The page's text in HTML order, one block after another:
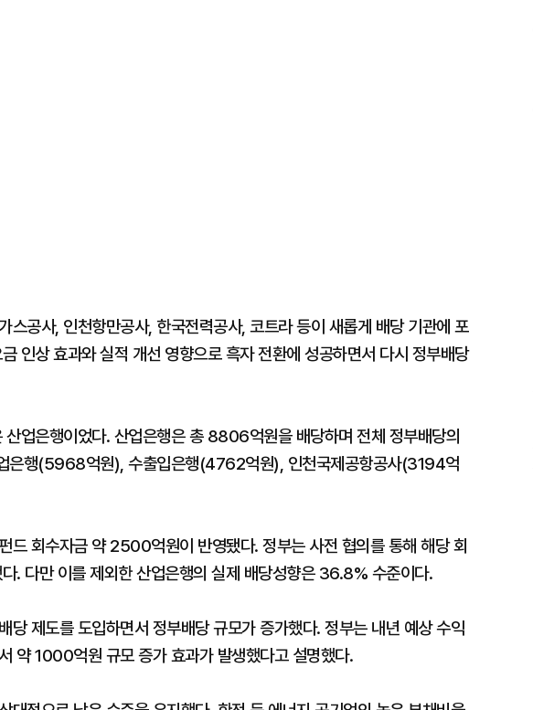
스공사, 인천항만공사, 한국전력공사, 코트라 등이 새롭게 배당 기관에 포
인상 효과와 실적 개선 영향으로 흑자 전환에 성공하면서 다시 정부배당
산업은행이었다. 산업은행은 총 8806억원을 배당하며 전체 정부배당의
은행(5968억원), 수출입은행(4762억원), 인천국제공항공사(3194억
드 회수자금 약 2500억원이 반영됐다. 정부는 사전 협의를 통해 해당 회
. 다만 이를 제외한 산업은행의 실제 배당성향은 36.8% 수준이다.
당 제도를 도입하면서 정부배당 규모가 증가했다. 정부는 내년 예상 수익
약 1000억원 규모 증가 효과가 발생했다고 설명했다.